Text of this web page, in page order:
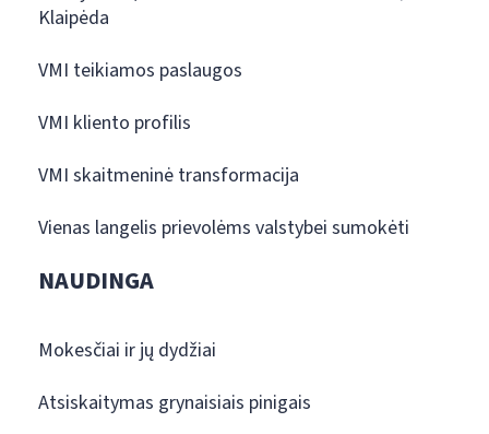
Klaipėda
VMI teikiamos paslaugos
VMI kliento profilis
VMI skaitmeninė transformacija
Vienas langelis prievolėms valstybei sumokėti
NAUDINGA
Mokesčiai ir jų dydžiai
Atsiskaitymas grynaisiais pinigais